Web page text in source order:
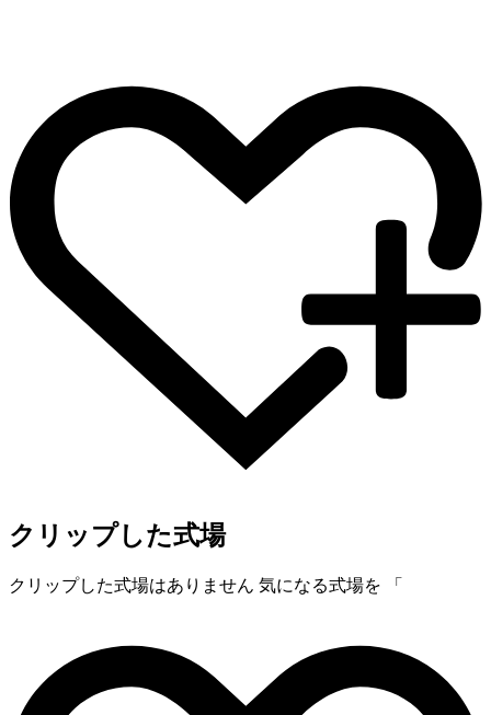
クリップした式場
クリップした式場はありません 気になる式場を 「